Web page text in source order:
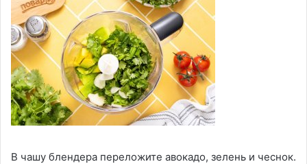
В чашу блендера переложите авокадо, зелень и чеснок.